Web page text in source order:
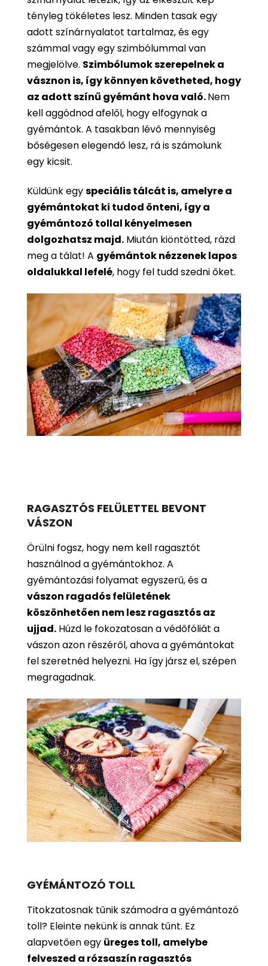
tényleg tökéletes lesz. Minden tasak egy
adott színárnyalatot tartalmaz, és egy
számmal vagy egy szimbólummal van
megjelölve. Szimbólumok szerepelnek a
vásznon is, így könnyen követheted, hogy
az adott színű gyémánt hova való.Nem
kell aggódnod afelől, hogy elfogynak a
gyémántok. A tasakban lévő mennyiség
bőségesen elegendő lesz, rá is számolunk
egy kicsit.
Küldünk egyspeciális tálcát is, amelyre a
gyémántokat ki tudod önteni, így a
gyémántozó tollal kényelmesen
dolgozhatsz majd. Miután kiöntötted, rázd
meg a tálat! A gyémántok nézzenek lapos
oldalukkal lefelé, hogy fel tudd szedni őket.
RAGASZTÓS FELÜLETTEL BEVONT
VÁSZON
Örülni fogsz, hogy nem kell ragasztót
használnod a gyémántokhoz. A
gyémántozási folyamat egyszerű, és a
vászon ragadós felületének
köszönhetően nem lesz ragasztós az
ujjad. Húzd le fokozatosan a védőfóliát a
vászon azon részéről, ahova a gyémántokat
fel szeretnéd helyezni. Ha így jársz el, szépen
megragadnak.
GYÉMÁNTOZÓ TOLL
Titokzatosnak tűnik számodra a gyémántozó
toll? Eleinte nekünk is annak tűnt. Ez
alapvetően egy üreges toll, amelybe
felveszed a rózsaszín ragasztós